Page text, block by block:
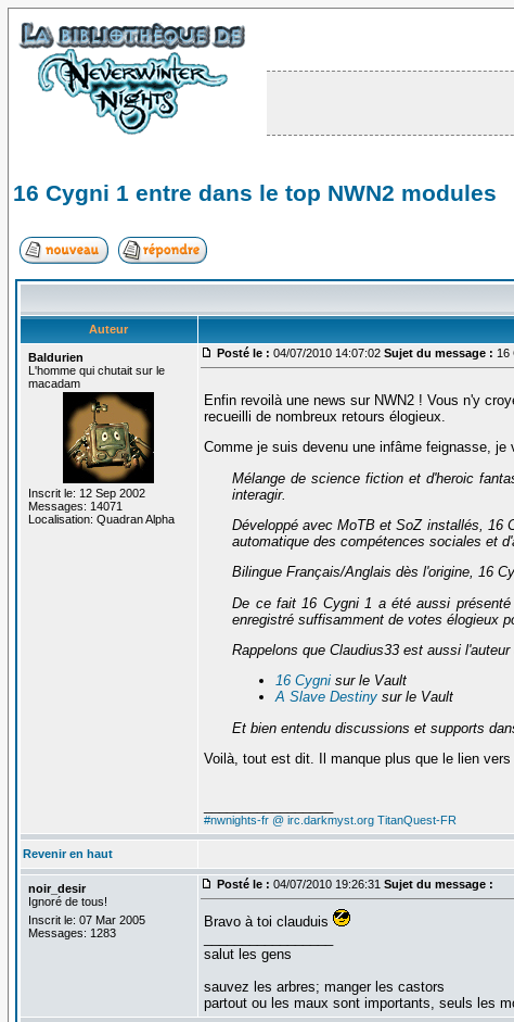
16 Cygni 1 entre dans le top NWN2 modules
Auteur
Baldurien
L'homme qui chutait sur le
macadam
Inscrit le: 12 Sep 2002
Messages: 14071
Localisation: Quadran Alpha
Posté le : 04/07/2010 14:07:02 Sujet du message : 16
Enfin revoilà une news sur NWN2 ! Vous n'y
recueilli de nombreux retours élogieux.
Comme je suis devenu une infâme feignasse,
Mélange de science fiction et d'heroic
interagir.
Développé avec MoTB et SoZ installés, 16
automatique des compétences sociales et
Bilingue Français/Anglais dès l'origine,16
De ce fait 16 Cygni1 a été aussi présenté
enregistré suffisamment de votes élogieux
Rappelons que Claudius33 est aussi
16 Cygni sur le Vault
A Slave Destiny sur le Vault
Et bien entendu discussions et supports
Voilà, tout est dit. Il manque plus que le lien
#nwnights-fr @ irc.darkmyst.org TitanQuest-FR
Revenir en haut
noir_desir
Ignoré de tous!
Inscrit le: 07 Mar 2005
Messages: 1283
Posté le : 04/07/2010 19:26:31 Sujet du message :
Bravo à toi clauduis
salut les gens
sauvez les arbres; manger les castors
partout ou les maux sont importants, seuls les